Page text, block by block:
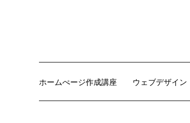
ホームぺージ作成講座 ウェブデザイン